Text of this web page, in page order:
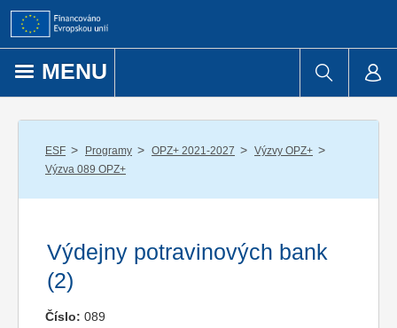
Přejít k obsahu
MENU
ESF / Programy / OPZ+ 2021-2027 / Výzvy OPZ+ /
Výzva 089 OPZ+
Výdejny potravinových bank
(2)
Číslo: 089